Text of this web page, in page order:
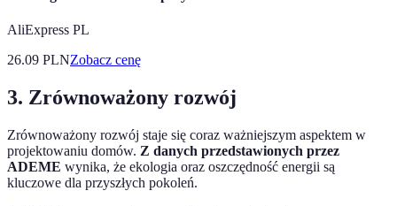
AliExpress PL
26.09 PLNZobacz cenę
3. Zrównoważony rozwój
Zrównoważony rozwój staje się coraz ważniejszym aspektem w
projektowaniu domów. Z danych przedstawionych przez
ADEME wynika, że ekologia oraz oszczędność energii są
kluczowe dla przyszłych pokoleń.